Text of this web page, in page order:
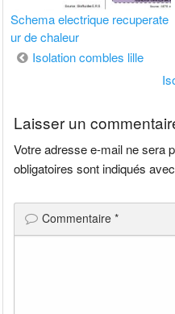
Schema electrique recuperate
ur de chaleur
Navigation
Isolation combles lille
Laisser un
Votre adresse e-mail ne sera
obligatoires sont indiqués
Commentaire*